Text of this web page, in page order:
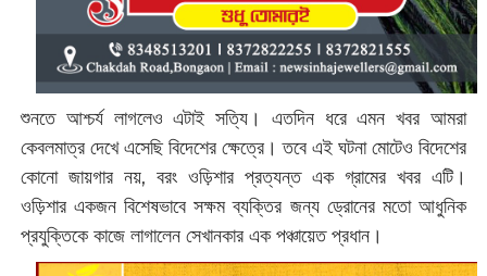
শুনতে আশ্চর্য লাগলেও এটাই সত্যি। এতদিন ধরে এমন খবর আমরা
কেবলমাত্র দেখে এসেছি বিদেশের ক্ষেত্রে। তবে এই ঘটনা মোটেও বিদেশের
কোনো জায়গার নয়, বরং ওড়িশার প্রত্যন্ত এক গ্রামের খবর এটি।
ওড়িশার একজন বিশেষভাবে সক্ষম ব্যক্তির জন্য ড্রোনের মতো আধুনিক
প্রযুক্তিকে কাজে লাগালেন সেখানকার এক পঞ্চায়েত প্রধান।